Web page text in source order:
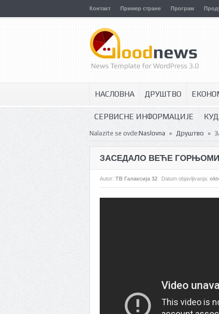
Контакт Пример стране Програм
НАСЛОВНА ДРУШТВО
СЕРВИСНЕ ИНФОРМАЦИЈЕ
Nalazite se ovde:Naslovna » Друштво »
ЗАСЕДАЛО ВЕЋЕ
Autor: ТВ Галаксија 32 Datum objavljivanja: